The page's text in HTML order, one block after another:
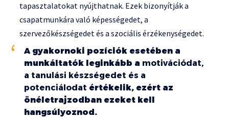
tapasztalatokat nyújthatnak. Ezek bizonyítják a
csapatmunkára való képességedet, a
szervezőkészségedet és a szociális érzékenységedet.
A gyakornoki pozíciók esetében a
munkáltatók leginkább a motivációdat,
a tanulási készségedet és a
potenciálodat értékelik, ezért az
önéletrajzodban ezeket kell
hangsúlyoznod.